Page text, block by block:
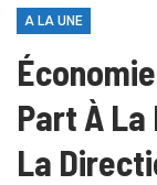
A LA UNE
Part À La
La